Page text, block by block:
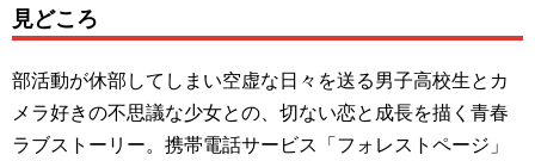
見どころ
部活動が休部してしまい空虚な日々を送る男子高校生とカ
メラ好きの不思議な少女との、切ない恋と成長を描く青春
ラブストーリー。携帯電話サービス「フォレストページ」